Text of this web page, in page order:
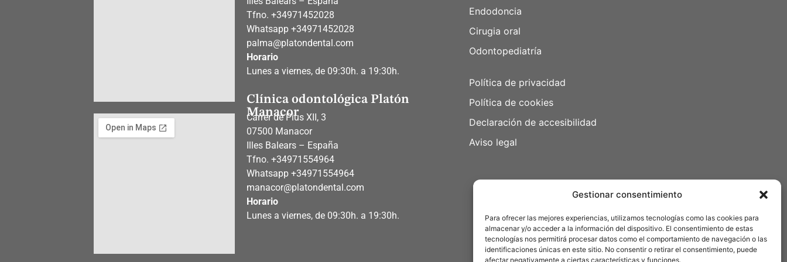
Gestionar consentimiento
Para ofrecer las mejores experiencias, utilizamos tecnologías como las cookies para
almacenar y/o acceder a la información del dispositivo. El consentimiento de estas
tecnologías nos permitirá procesar datos como el comportamiento de navegación o las
identificaciones únicas en este sitio. No consentir o retirar el consentimiento, puede
afectar negativamente a ciertas características y funciones.
Tfno. +34971452028
Whatsapp +34971452028
palma@platondental.com
Horario
Lunes a viernes, de 09:30h. a 19:30h.
Clínica odontológica Platón
Manacor
Carrer de Pius XII, 3
07500 Manacor
Illes Balears – España
Tfno. +34971554964
Whatsapp +34971554964
manacor@platondental.com
Horario
Lunes a viernes, de 09:30h. a 19:30h.
Endodoncia
Cirugia oral
Odontopediatría
Política de privacidad
Política de cookies
Declaración de accesibilidad
Aviso legal